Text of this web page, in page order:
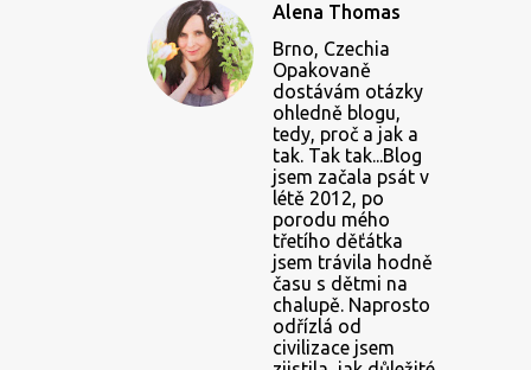
Alena Thomas
Brno, Czechia
Opakovaně
dostávám otázky
ohledně blogu,
tedy, proč a jak a
tak. Tak tak...Blog
jsem začala psát v
létě 2012, po
porodu mého
třetího děťátka
jsem trávila hodně
času s dětmi na
chalupě. Naprosto
odřízlá od
civilizace jsem